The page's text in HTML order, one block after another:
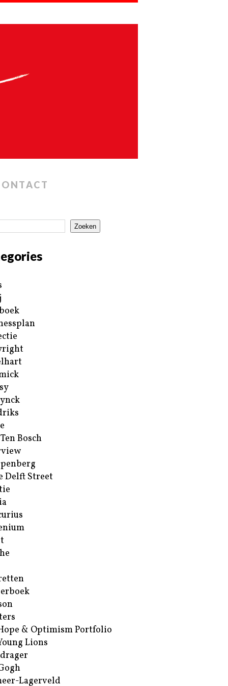
Zoeken
Bosch
Delft Street
& Optimism Portfolio
Lions
Lagerveld